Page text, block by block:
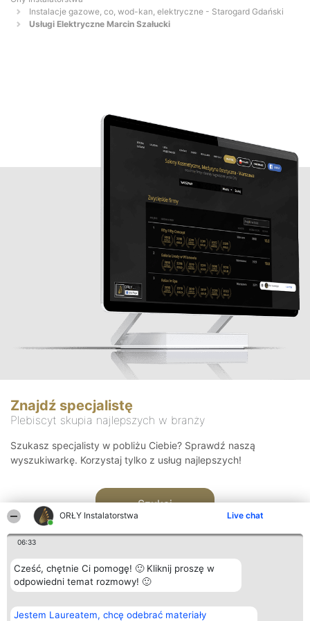
ORŁY Instalatorstwa Live chat
06:33
Cześć, chętnie Ci pomogę! 🙂 Kliknij proszę w
odpowiedni temat rozmowy! 🙂
Jestem Laureatem, chcę odebrać materiały
Instalacje gazowe, co, wod-kan, elektryczne - Starogard Gdański
Usługi Elektryczne Marcin Szałucki
Znajdź specjalistę
Plebiscyt skupia najlepszych w branży
Szukasz specjalisty w pobliżu Ciebie? Sprawdź naszą
wyszukiwarkę. Korzystaj tylko z usług najlepszych!
Szukaj
Organizator plebiscytu
Bright Side Solutions sp. z o.
Plebiscyt
Laureaci
Kontakt
Kontakt